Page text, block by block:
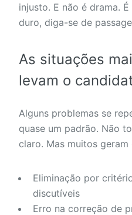
injusto. E não é drama.
duro, diga-se de
As situações
levam o
Alguns problemas se
quase um padrão. Não
claro. Mas muitos
Eliminação por
discutíveis
Erro na correção de